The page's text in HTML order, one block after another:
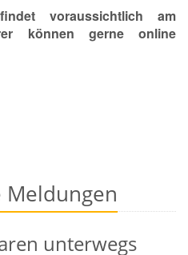
voraussichtlich am
können gerne online
unterwegs